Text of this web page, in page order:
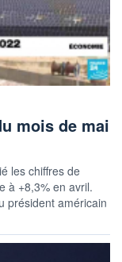
mois de mai
les chiffres de
à +8,3% en avril.
président américain